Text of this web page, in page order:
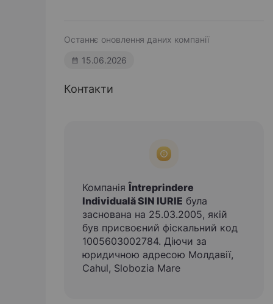
Останнє оновлення даних компанії
15.06.2026
Контакти
КомпаніяÎntreprindere
Individuală SIN IURIE була
заснована на 25.03.2005, якій
був присвоєний фіскальний код
1005603002784. Діючи за
юридичною адресою Молдавії,
Cahul, Slobozia Mare